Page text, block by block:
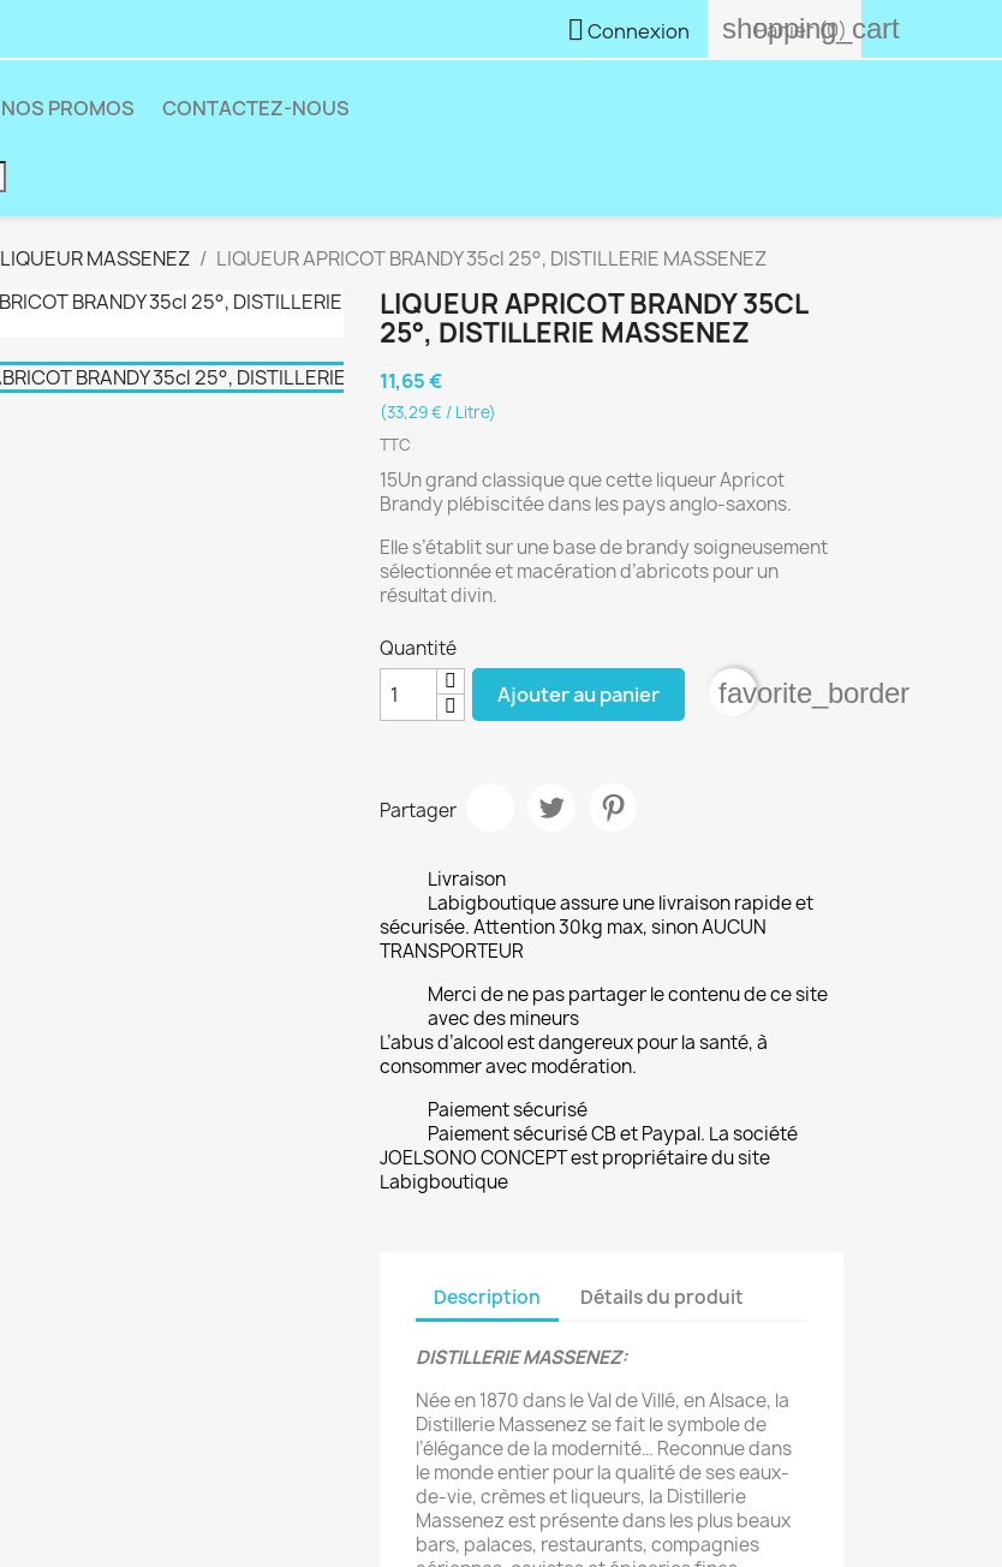
Connexion shopping_cart
Panier(0)
NOS PROMOS CONTACTEZ-NOUS
LIQUEUR MASSENEZ LIQUEUR APRICOT BRANDY 35cl 25°, DISTILLERIE MASSENEZ
LIQUEUR APRICOT BRANDY 35CL
25°, DISTILLERIE MASSENEZ
11,65 €
(33,29 € / Litre)
TTC
15Un grand classique que cette liqueur Apricot
Brandy plébiscitée dans les pays anglo-saxons.
Elle s’établit sur une base de brandy soigneusement
sélectionnée et macération d’abricots pour un
résultat divin.
Quantité
Ajouter au panier favorite_border
Partager
Livraison
Labigboutique assure une livraison rapide et
sécurisée. Attention 30kg max, sinon AUCUN
TRANSPORTEUR
Merci de ne pas partager le contenu de ce site
avec des mineurs
L’abus d’alcool est dangereux pour la santé, à
consommer avec modération.
Paiement sécurisé
Paiement sécurisé CB et Paypal. La société
JOELSONO CONCEPT est propriétaire du site
Labigboutique
Description Détails du produit
DISTILLERIE MASSENEZ:
Née en 1870 dans le Val de Villé, en Alsace, la
Distillerie Massenez se fait le symbole de
l’élégance de la modernité… Reconnue dans
le monde entier pour la qualité de ses eaux-
de-vie, crèmes et liqueurs, la Distillerie
Massenez est présente dans les plus beaux
bars, palaces, restaurants, compagnies